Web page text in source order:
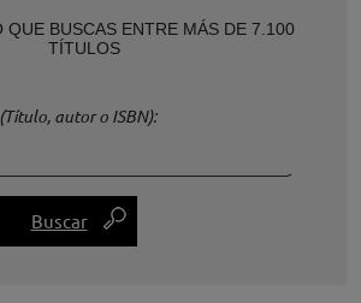
QUE BUSCAS ENTRE MÁS DE 7.100
TÍTULOS
autor o ISBN)